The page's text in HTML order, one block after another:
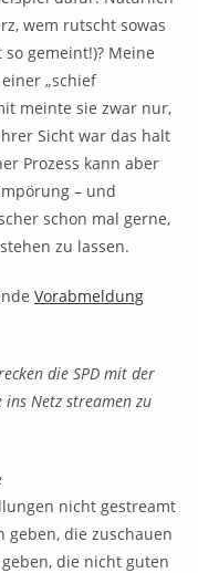
wem rutscht sowas
gemeint!)? Meine
„schief
meinte sie zwar nur,
Sicht war das halt
Prozess kann aber
– und
schon mal gerne,
zu lassen.
Vorabmeldung
die SPD mit der
ins Netz streamen zu
nicht gestreamt
geben, die zuschauen
die nicht guten